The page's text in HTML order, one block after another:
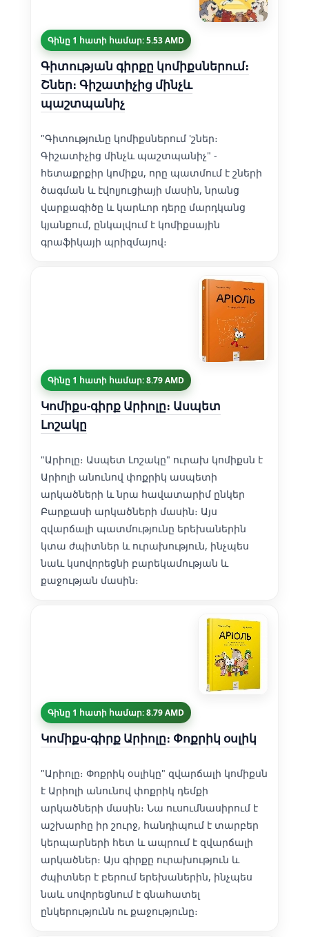
Գինը 1 հատի համար: 5.53 AMD
Գիտության գիրքը կոմիքսներում։
Շներ։ Գիշատիչից մինչև
պաշտպանիչ
"Գիտությունը կոմիքսներում 'շներ։
Գիշատիչից մինչև պաշտպանիչ" -
հետաքրքիր կոմիքս, որը պատմում է շների
ծագման և էվոլյուցիայի մասին, նրանց
վարքագիծը և կարևոր դերը մարդկանց
կյանքում, ընկալվում է կոմիքսային
գրաֆիկայի պրիզմայով։
Գինը 1 հատի համար: 8.79 AMD
Կոմիքս-գիրք Արիոլը։ Ասպետ
Լոշակը
"Արիոլը։ Ասպետ Լոշակը" ուրախ կոմիքսն է
Արիոլի անունով փոքրիկ ասպետի
արկածների և նրա հավատարիմ ընկեր
Բարքասի արկածների մասին։ Այս
զվարճալի պատմությունը երեխաներին
կտա ժպիտներ և ուրախություն, ինչպես
նաև կսովորեցնի բարեկամության և
քաջության մասին։
Գինը 1 հատի համար: 8.79 AMD
Կոմիքս-գիրք Արիոլը։ Փոքրիկ օսլիկ
"Արիոլը։ Փոքրիկ օսլիկը" զվարճալի կոմիքսն
է Արիոլի անունով փոքրիկ դեմքի
արկածների մասին։ Նա ուսումնասիրում է
աշխարհը իր շուրջ, հանդիպում է տարբեր
կերպարների հետ և ապրում է զվարճալի
արկածներ։ Այս գիրքը ուրախություն և
ժպիտներ է բերում երեխաներին, ինչպես
նաև սովորեցնում է գնահատել
ընկերությունն ու քաջությունը։